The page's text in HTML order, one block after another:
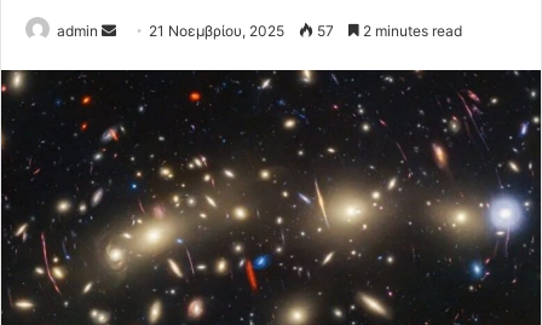
admin
Send
email
21 Νοεμβρίου, 2025 57 2 minutes read